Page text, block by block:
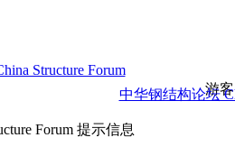
游
中华钢结构论坛
Forum 提示信息